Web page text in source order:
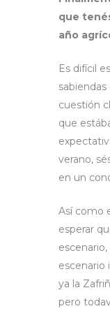
que
año
Es difícil
cuestión
que
verano,
en un
Así como
esperar
escenario
ya la
pero